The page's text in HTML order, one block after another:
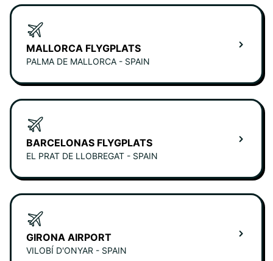
MALLORCA FLYGPLATS
PALMA DE MALLORCA - SPAIN
BARCELONAS FLYGPLATS
EL PRAT DE LLOBREGAT - SPAIN
GIRONA AIRPORT
VILOBÍ D'ONYAR - SPAIN